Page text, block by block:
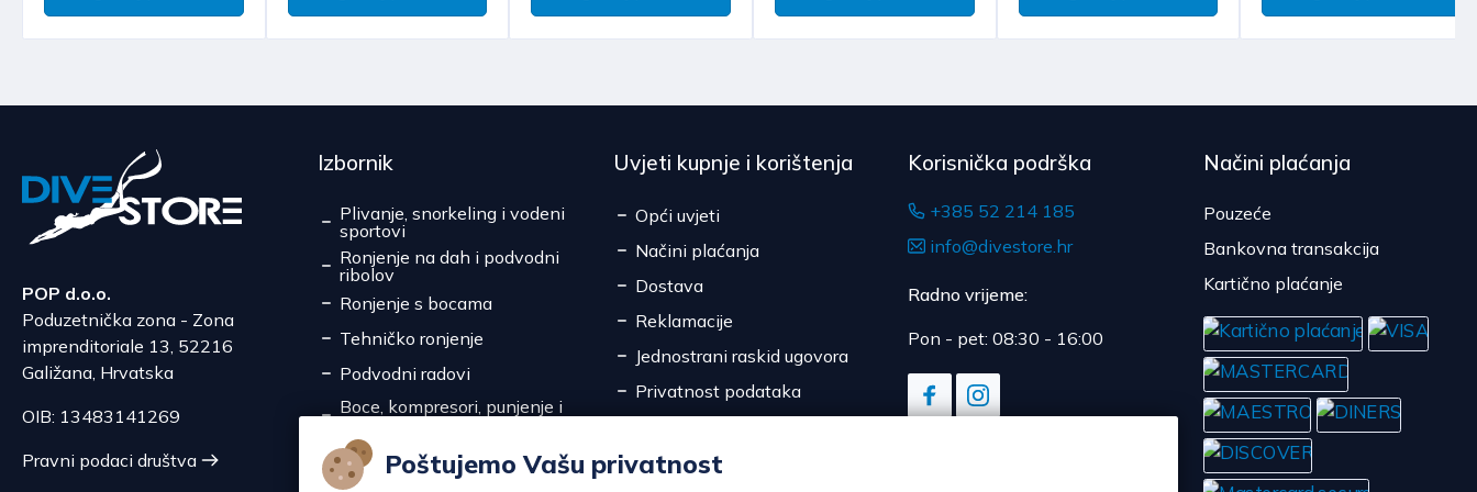
Poštujemo Vašu privatnost
POP d.o.o.
Poduzetnička zona - Zona
imprenditoriale 13, 52216
Galižana, Hrvatska
OIB: 13483141269
Pravni podaci društva
Izbornik
Plivanje, snorkeling i vodeni
sportovi
Ronjenje na dah i podvodni
ribolov
Ronjenje s bocama
Tehničko ronjenje
Podvodni radovi
Boce, kompresori, punjenje i
Servis
Uvjeti kupnje i korištenja
Opći uvjeti
Načini plaćanja
Dostava
Reklamacije
Jednostrani raskid ugovora
Privatnost podataka
Kolačići
Korisnička podrška
+385 52 214 185
info@divestore.hr
Radno vrijeme:
Pon - pet: 08:30 - 16:00
Načini plaćanja
Pouzeće
Bankovna transakcija
Kartično plaćanje